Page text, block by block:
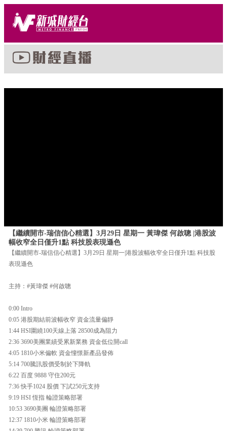
【繼續開市-瑞信信心精選】3月29日 星期一 黃瑋傑 何啟聰 |港股波
幅收窄全日僅升1點 科技股表現遜色
【繼續開市-瑞信信心精選】3月29日 星期一|港股波幅收窄全日僅升1點 科技股
表現遜色
主持：#黃瑋傑 #何啟聰
0:00 Intro
0:05 港股期結前波幅收窄 資金流量偏靜
1:44 HSI圍繞100天線上落 28500成為阻力
2:36 3690美團業績受累新業務 資金低位開call
4:05 1810小米偏軟 資金憧憬新產品發佈
5:14 700騰訊股價受制於下降軌
6:22 百度 9888 守住200元
7:36 快手1024 股價 下試250元支持
9:19 HSI 恆指 輪證策略部署
10:53 3690美團 輪證策略部署
12:37 1810小米 輪證策略部署